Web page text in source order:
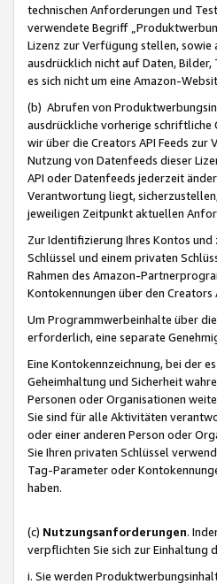
technischen Anforderungen und
verwendete Begriff
Lizenz zur Verfügung stellen,
ausdrücklich nicht auf Daten,
es sich nicht um eine Amazon-
(b) Abrufen von
ausdrückliche vorherige schriftliche
wir über die Creators API Feeds
Nutzung von Datenfeeds dieser
API oder Datenfeeds jederzeit
Verantwortung liegt,
jeweiligen Zeitpunkt aktuellen
Zur Identifizierung Ihres Kontos und
Schlüssel und einem privaten
Rahmen des Amazon-
Kontokennungen über den
Um Programmwerbeinhalte über
erforderlich, eine separate
Eine Kontokennzeichnung, bei der
Geheimhaltung und Sicherheit
Personen oder Organisationen
Sie sind für alle Aktivitäten
oder einer anderen Person oder
Sie Ihren privaten Schlüssel
Tag-Parameter oder
haben.
(c) Nutzungsanforderungen.
verpflichten Sie sich zur Einhaltung
i. Sie werden